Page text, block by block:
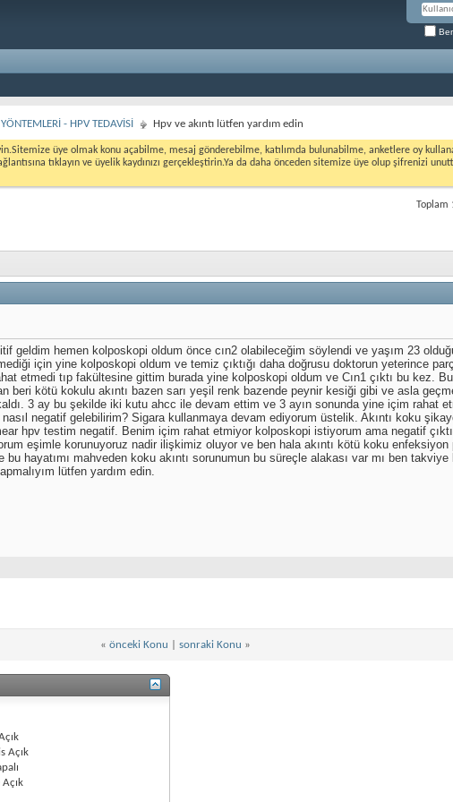
- HPV TEDAVİSİ Hpv ve akıntı lütfen yardım edin
üye olmak konu açabilme, mesaj gönderebilme, katılımda bulunabilme, anketlere oy
tıklayın ve üyelik kaydınızı gerçekleştirin.Ya da daha önceden sitemize üye olup şifrenizi
Toplam
geldim hemen kolposkopi oldum önce cın2 olabileceğim söylendi ve yaşım 23
için yine kolposkopi oldum ve temiz çıktığı daha doğrusu doktorun yeterince
etmedi tıp fakültesine gittim burada yine kolposkopi oldum ve Cın1 çıktı bu kez.
beri kötü kokulu akıntı bazen sarı yeşil renk bazende peynir kesiği gibi ve asla
3 ay bu şekilde iki kutu ahcc ile devam ettim ve 3 ayın sonunda yine içim rahat
negatif gelebilirim? Sigara kullanmaya devam ediyorum üstelik. Akıntı koku
hpv testim negatif. Benim içim rahat etmiyor kolposkopi istiyorum ama negatif
eşimle korunuyoruz nadir ilişkimiz oluyor ve ben hala akıntı kötü koku
hayatımı mahveden koku akıntı sorunumun bu süreçle alakası var mı ben
lütfen yardım edin.
« önceki Konu sonraki Konu »
Açık
Açık